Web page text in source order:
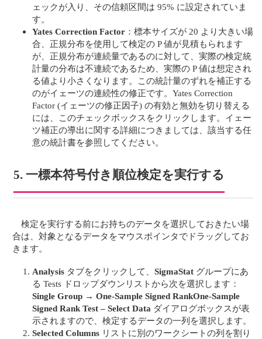
ェックが入り、その信頼区間は 95% に設定されていま
す。
Yates Correction Factor ：標本サイズが 20 より大きい場
合、正規分布を使用して検定の P 値が見積もられます
が、正規分布が連続量であるのに対して、実際の検定統
計量の分布は不連続であるため、実際の P 値は想定され
る値より小さくなります。この統計量のずれを補正する
のがイェーツの連続性の修正です。Yates Correction
Factor (イェーツの修正因子) の有効と無効を切り替える
には、このチェックボックスをクリックします。イェー
ツ補正の導出に関する詳細につきましては、該当する任
意の統計書を参照してください。
5. 一標本符号付き順位検定を実行する
検定を実行する前にお持ちのデータを選択しておきたい場
合は、対象となるデータをマウスポインタでドラッグしてお
きます。
Analysis タブをクリックして、 SigmaStat グループにあ
る Tests ドロップダウンリストから次を選択します：
Single Group → One-Sample Signed RankOne-Sample
Signed Rank Test – Select Data ダイアログボックスが表
示されますので、検定するデータの一列を選択します。
Selected Columns リストに別のワークシートの列を割り